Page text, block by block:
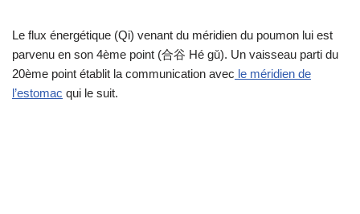
Le flux énergétique (Qi) venant du méridien du poumon lui est
parvenu en son 4ème point (合谷 Hé gǔ). Un vaisseau parti du
20ème point établit la communication avec le méridien de
l’estomac qui le suit.